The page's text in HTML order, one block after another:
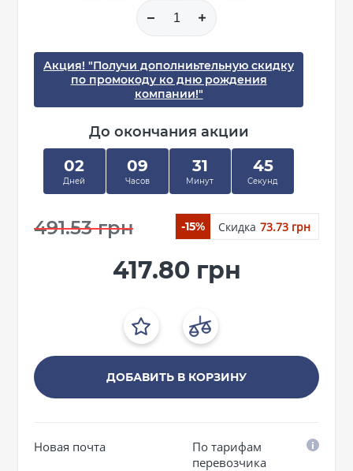
Акция! "Получи дополниьтельную скидку
по промокоду ко дню рождения
компании!"
До окончания акции
02
Дней
09
Часов
31
Минут
45
Секунд
491.53 грн -15% Скидка 73.73 грн
417.80 грн
ДОБАВИТЬ В КОРЗИНУ
Новая почта
По тарифам
перевозчика